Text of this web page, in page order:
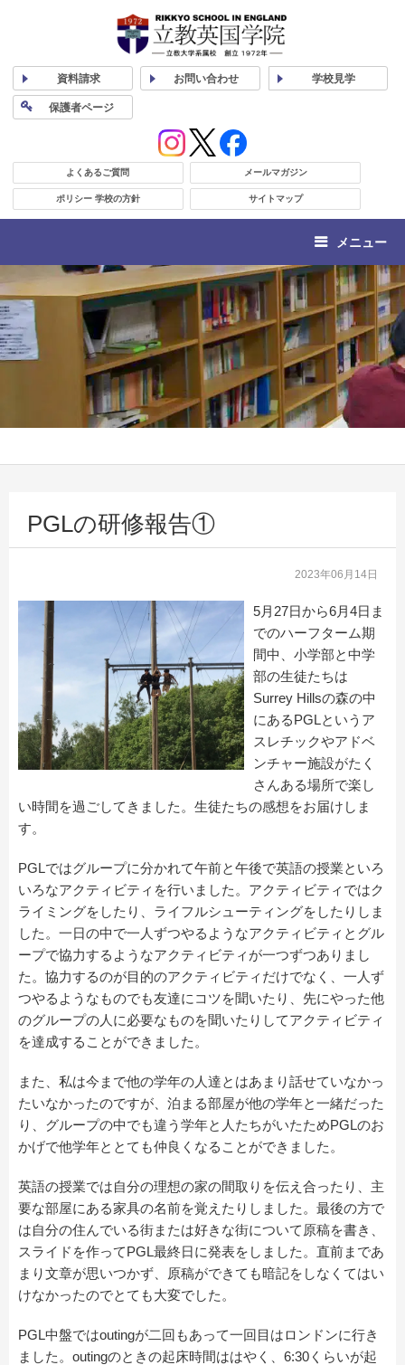
資料請求 お問い合わせ 学校見学
保護者ページ
よくあるご質問 メールマガジン
ポリシー 学校の方針 サイトマップ
メニュー
PGLの研修報告①
2023年06月14日
5月27日から6月4日ま
でのハーフターム期
間中、小学部と中学
部の生徒たちは
Surrey Hillsの森の中
にあるPGLというア
スレチックやアドベ
ンチャー施設がたく
さんある場所で楽し
い時間を過ごしてきました。生徒たちの感想をお届けしま
す。
PGLではグループに分かれて午前と午後で英語の授業といろ
いろなアクティビティを行いました。アクティビティではク
ライミングをしたり、ライフルシューティングをしたりしま
した。一日の中で一人ずつやるようなアクティビティとグル
ープで協力するようなアクティビティが一つずつありまし
た。協力するのが目的のアクティビティだけでなく、一人ず
つやるようなものでも友達にコツを聞いたり、先にやった他
のグループの人に必要なものを聞いたりしてアクティビティ
を達成することができました。
また、私は今まで他の学年の人達とはあまり話せていなかっ
たいなかったのですが、泊まる部屋が他の学年と一緒だった
り、グループの中でも違う学年と人たちがいたためPGLのお
かげで他学年ととても仲良くなることができました。
英語の授業では自分の理想の家の間取りを伝え合ったり、主
要な部屋にある家具の名前を覚えたりしました。最後の方で
は自分の住んでいる街または好きな街について原稿を書き、
スライドを作ってPGL最終日に発表をしました。直前まであ
まり文章が思いつかず、原稿ができても暗記をしなくてはい
けなかったのでとても大変でした。
PGL中盤ではoutingが二回もあって一回目はロンドンに行き
ました。outingのときの起床時間ははやく、6:30くらいが起